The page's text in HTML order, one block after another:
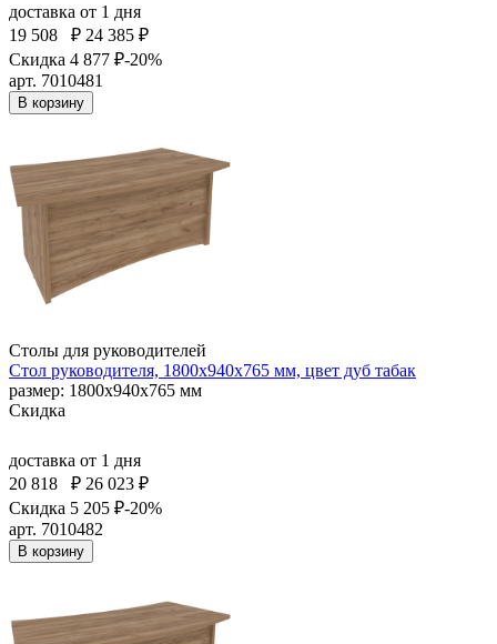
доставка от 1 дня
19 508
₽ 24 385 ₽
Скидка 4 877 ₽-20%
арт. 7010481
В корзину
Столы для руководителей
Стол руководителя, 1800х940х765 мм, цвет дуб табак
размер: 1800х940х765 мм
Скидка
доставка от 1 дня
20 818
₽ 26 023 ₽
Скидка 5 205 ₽-20%
арт. 7010482
В корзину